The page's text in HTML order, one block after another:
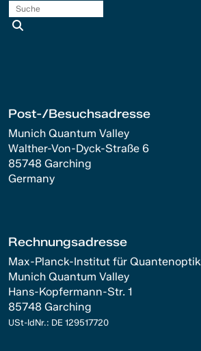
Post-/Besuchsadresse
Munich Quantum Valley
Walther-Von-Dyck-Straße 6
85748 Garching
Germany
Rechnungsadresse
Max-Planck-Institut für Quantenoptik
Munich Quantum Valley
Hans-Kopfermann-Str. 1
85748 Garching
USt-IdNr.: DE 129517720